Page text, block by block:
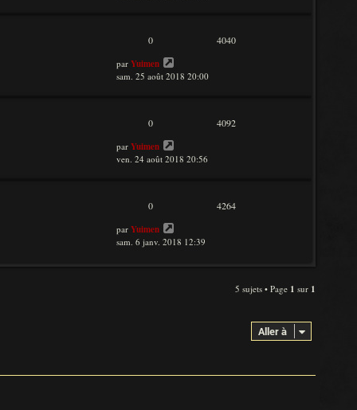
0 4040
par Yuimen
sam. 25 août 2018 20:00
0 4092
par Yuimen
ven. 24 août 2018 20:56
0 4264
par Yuimen
sam. 6 janv. 2018 12:39
5 sujets • Page 1 sur 1
Aller à